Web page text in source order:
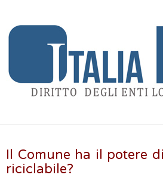
Il Comune ha il potere
riciclabile?